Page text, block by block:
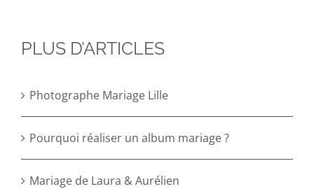
PLUS D’ARTICLES
Photographe Mariage Lille
Pourquoi réaliser un album mariage ?
Mariage de Laura & Aurélien